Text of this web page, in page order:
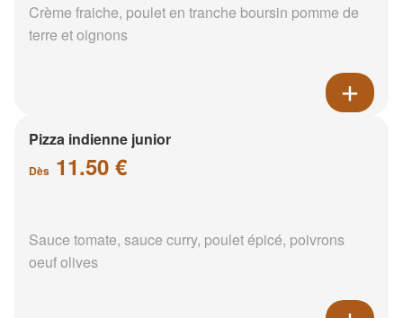
Crème fraiche, poulet en tranche boursin pomme de
terre et oignons
Pizza indienne junior
Dès 11.50 €
Sauce tomate, sauce curry, poulet épicé, poivrons
oeuf olives